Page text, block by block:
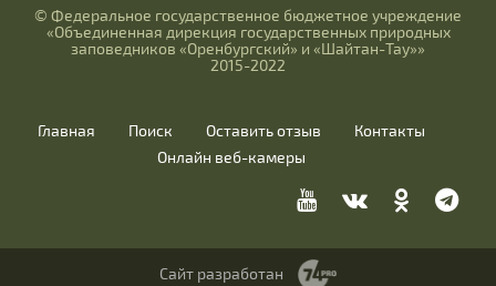
© Федеральное государственное бюджетное учреждение
«Объединенная дирекция государственных природных
заповедников «Оренбургский» и «Шайтан-Тау»»
2015-2022
Главная Поиск Оставить отзыв
Контакты
Онлайн веб-камеры
Сайт разработан